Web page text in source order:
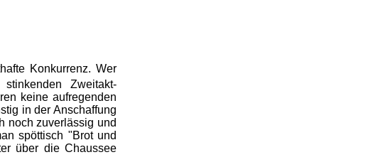
Konkurrenz. Wer
Zweitakt-
keine aufregenden
in der Anschaffung
noch zuverlässig und
spöttisch "Brot und
über die Chaussee